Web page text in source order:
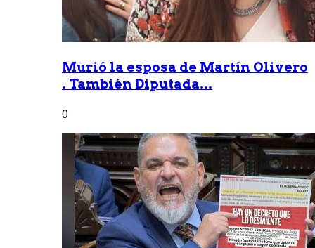
Murió la esposa de Martín Olivero
. También Diputada...
0